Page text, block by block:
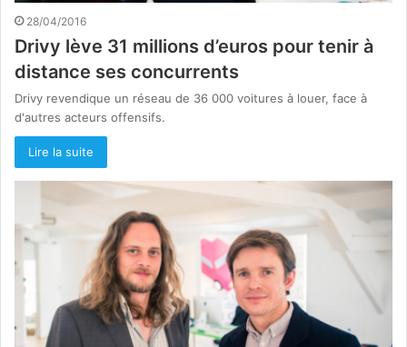
28/04/2016
Drivy lève 31 millions d’euros pour tenir à
distance ses concurrents
Drivy revendique un réseau de 36 000 voitures à louer, face à
d'autres acteurs offensifs.
Lire la suite